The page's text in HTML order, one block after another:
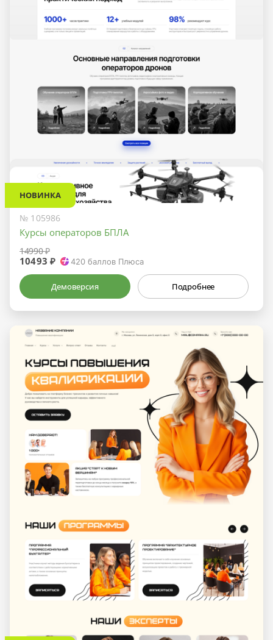
НОВИНКА
№ 105986
Курсы операторов БПЛА
14990 ₽
10493 ₽ 420 баллов Плюса
Демоверсия Подробнее